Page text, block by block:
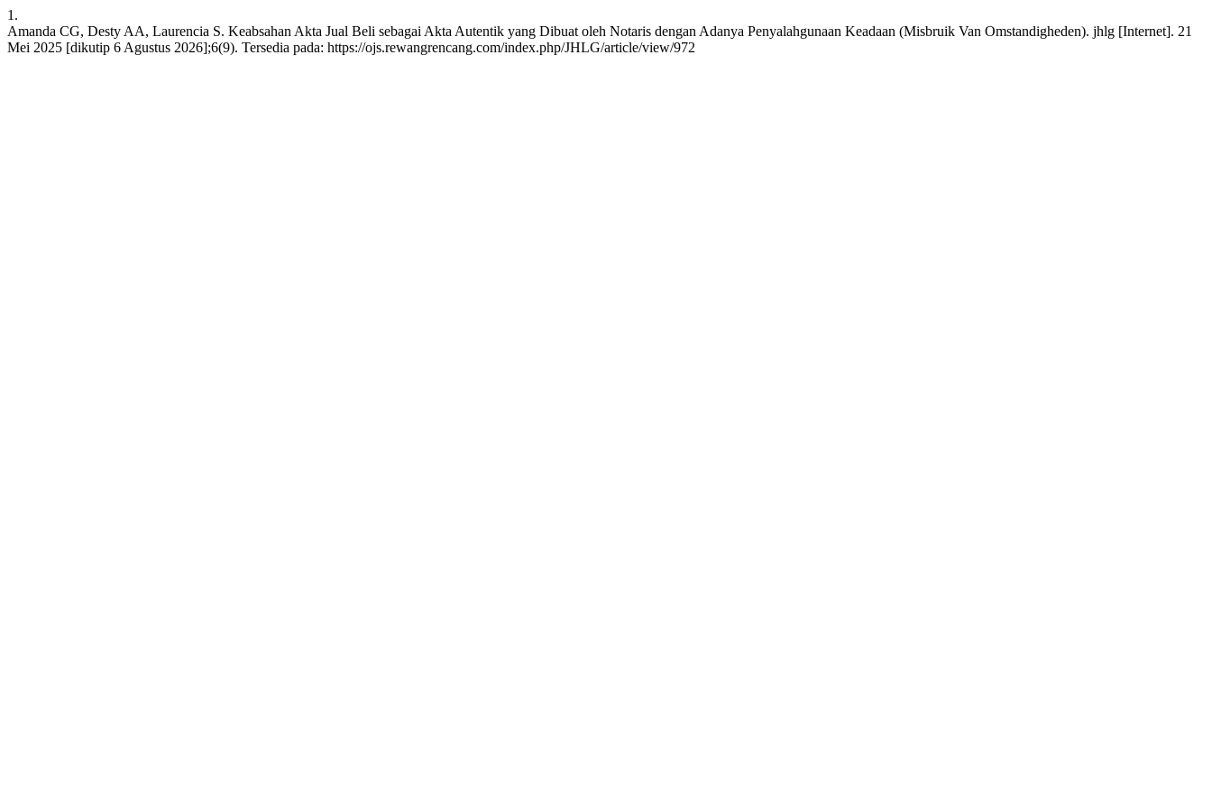
1.
Amanda CG, Desty AA, Laurencia S. Keabsahan Akta Jual Beli sebagai Akta Autentik yang Dibuat oleh Notaris dengan Adanya Penyalahgunaan Keadaan (Misbruik Van Omstandigheden). jhlg [Internet]. 21
Mei 2025 [dikutip 6 Agustus 2026];6(9). Tersedia pada: https://ojs.rewangrencang.com/index.php/JHLG/article/view/972